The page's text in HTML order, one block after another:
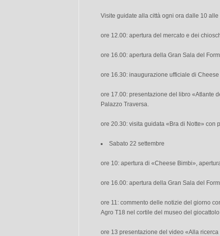
Visite guidate alla città ogni ora dalle 10 alle
ore 12.00: apertura del mercato e dei
ore 16.00: apertura della Gran Sala del
ore 16.30: inaugurazione ufficiale di
ore 17.00: presentazione del libro «Atlante
Palazzo Traversa.
ore 20.30: visita guidata «Bra di Notte» con
Sabato 22 settembre
ore 10: apertura di «Cheese Bimbi»,
ore 16.00: apertura della Gran Sala del
ore 11: commento delle notizie del giorno
Agro T18 nel cortile del museo del
ore 13 presentazione del video «Alla